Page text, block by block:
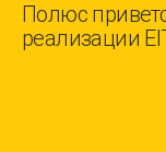
Полюс
реализации